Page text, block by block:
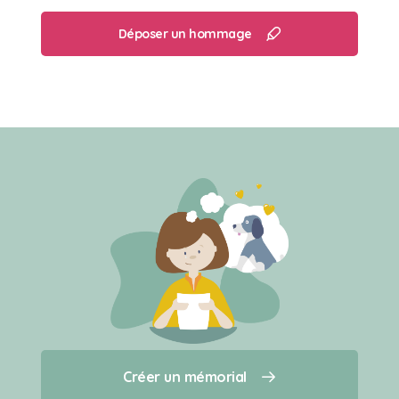
Créer un mémorial
Qui sommes-nous ?
Déposer un hommage
Créer un mémorial